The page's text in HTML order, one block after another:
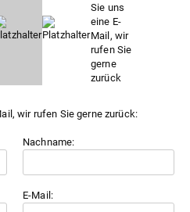
wir rufen Sie gerne zurück:
Nachname:
E-Mail: